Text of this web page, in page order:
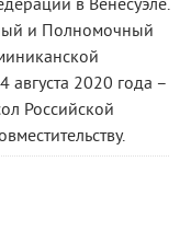
в Венесуэле.
и Полномочный
августа 2020 года –
Российской